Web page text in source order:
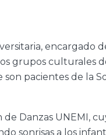
encargado
grupos culturales
pacientes de la
de Danzas UNEMI,
sonrisas a los